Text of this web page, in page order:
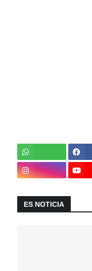
ES NOTICIA